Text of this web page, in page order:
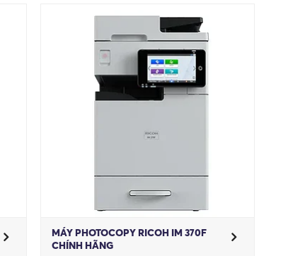
MÁY PHOTOCOPY RICOH IM 370F
CHÍNH HÃNG